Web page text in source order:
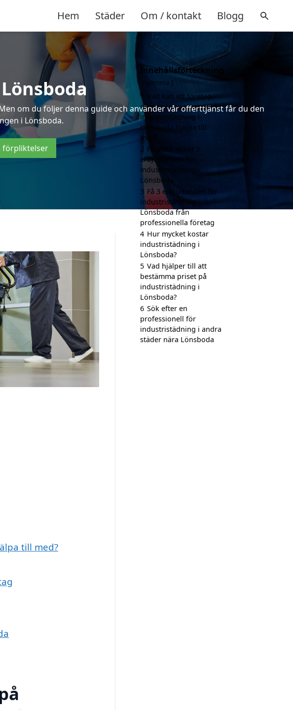
Hem Städer Om / kontakt Blogg
om du följer denna guide och använder vår offerttjänst får du den
i Lönsboda.
förpliktelser
till med?
Innehållsförteckning
gömma
1 Vad kan ett företag
som är specialiserat på
industristädning i
Lönsboda hjälpa till
med?
2 Få alltid minst 3
erbjudanden för
industristädning i
Lönsboda
3 Få 3 erbjudanden för
industristädning i
Lönsboda från
professionella företag
4 Hur mycket kostar
industristädning i
Lönsboda?
5 Vad hjälper till att
bestämma priset på
industristädning i
Lönsboda?
6 Sök efter en
professionell för
industristädning i andra
städer nära Lönsboda